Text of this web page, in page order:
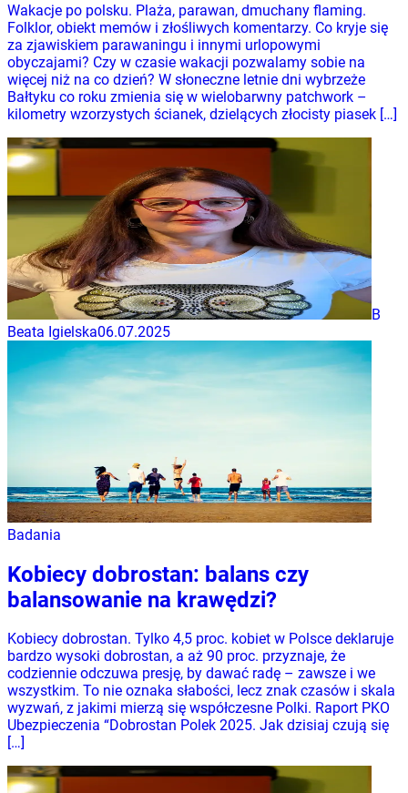
Wakacje po polsku. Plaża, parawan, dmuchany flaming.
Folklor, obiekt memów i złośliwych komentarzy. Co kryje się
za zjawiskiem parawaningu i innymi urlopowymi
obyczajami? Czy w czasie wakacji pozwalamy sobie na
więcej niż na co dzień? W słoneczne letnie dni wybrzeże
Bałtyku co roku zmienia się w wielobarwny patchwork –
kilometry wzorzystych ścianek, dzielących złocisty piasek […]
B
Beata Igielska06.07.2025
Badania
Kobiecy dobrostan: balans czy
balansowanie na krawędzi?
Kobiecy dobrostan. Tylko 4,5 proc. kobiet w Polsce deklaruje
bardzo wysoki dobrostan, a aż 90 proc. przyznaje, że
codziennie odczuwa presję, by dawać radę – zawsze i we
wszystkim. To nie oznaka słabości, lecz znak czasów i skala
wyzwań, z jakimi mierzą się współczesne Polki. Raport PKO
Ubezpieczenia “Dobrostan Polek 2025. Jak dzisiaj czują się
[…]